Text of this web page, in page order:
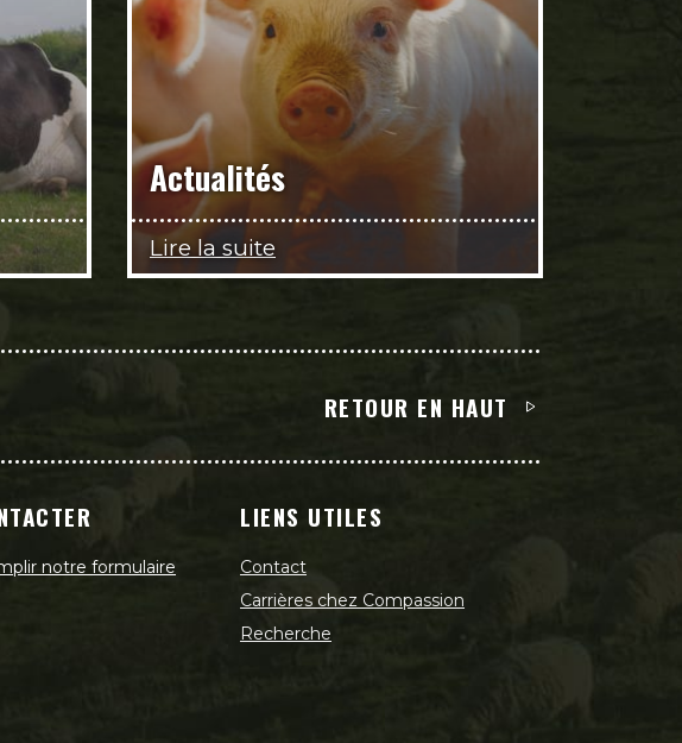
Actualités
Lire la suite
RETOUR EN HAUT
notre formulaire
LIENS UTILES
Contact
Carrières chez Compassion
Recherche